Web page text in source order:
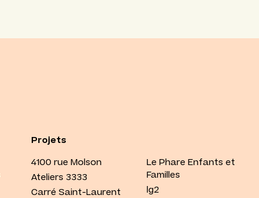
Projets
4100 rue Molson
Ateliers 3333
Carré Saint-Laurent
Le Phare Enfants et
Familles
lg2